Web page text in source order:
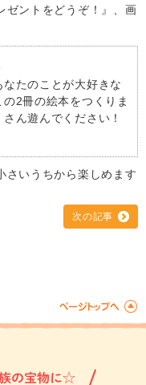
ゼントをどうぞ！』、画
たのことが大好きな
2冊の絵本をつくりま
ん遊んでください！
さいうちから楽しめます
次の記事
の宝物に☆